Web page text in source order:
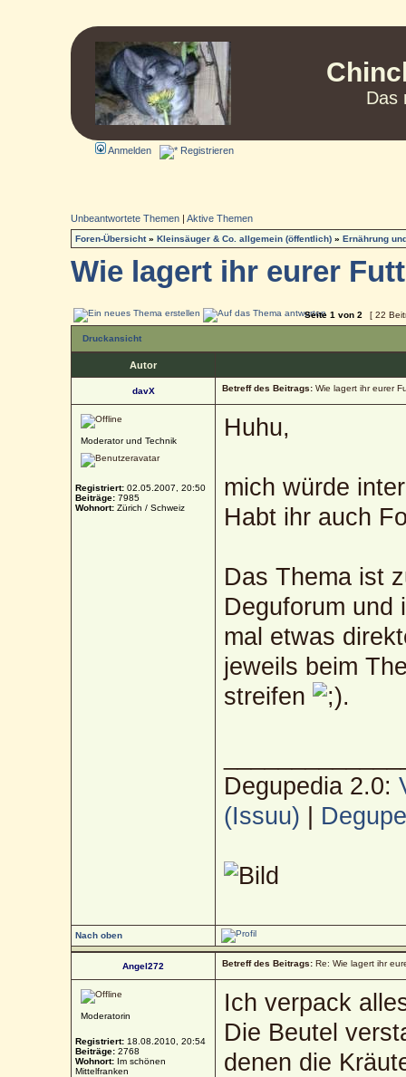
Das
Anmelden Registrieren
Unbeantwortete Themen |Aktive Themen
Foren-Übersicht»Kleinsäuger & Co. allgemein (öffentlich) »Ernährung
Wie lagert ihr eurer
Seite1 von2 [ 22
Druckansicht
Autor
davX Betreff des Beitrags: Wie lagert ihr eurer
Moderator und Technik
Registriert: 02.05.2007, 20:50
Beiträge: 7985
Wohnort: Zürich / Schweiz
Huhu,
mich würde
Habt ihr auch
Das Thema ist
Deguforum und
mal etwas
jeweils beim
streifen
.
Degupedia 2.0:
(Issuu)
Nach oben
Angel272 Betreff des Beitrags: Re: Wie lagert ihr
Moderatorin
Registriert: 18.08.2010, 20:54
Beiträge: 2768
Wohnort: Im schönen
Mittelfranken
Ich verpack
Die Beutel
denen die